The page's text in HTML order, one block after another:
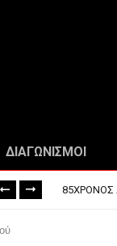
ΔΙΑΓΩΝΙΣΜΟΙΤΟ ΠΡΏΤΟ
ΦΟΒΕΡΆ
85ΧΡΟΝΟΣ